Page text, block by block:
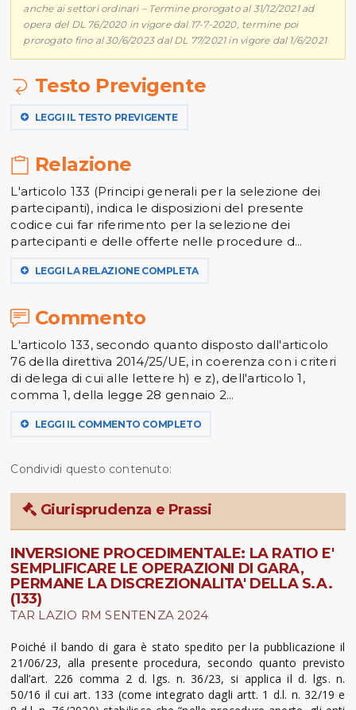
anche ai settori ordinari – Termine prorogato al 31/12/2021 ad
opera del DL 76/2020 in vigore dal 17-7-2020, termine poi
prorogato fino al 30/6/2023 dal DL 77/2021 in vigore dal 1/6/2021
Testo Previgente
LEGGI IL TESTO PREVIGENTE
Relazione
L'articolo 133 (Principi generali per la selezione dei
partecipanti), indica le disposizioni del presente
codice cui far riferimento per la selezione dei
partecipanti e delle offerte nelle procedure d...
LEGGI LA RELAZIONE COMPLETA
Commento
L'articolo 133, secondo quanto disposto dall'articolo
76 della direttiva 2014/25/UE, in coerenza con i criteri
di delega di cui alle lettere h) e z), dell'articolo 1,
comma 1, della legge 28 gennaio 2...
LEGGI IL COMMENTO COMPLETO
Condividi questo contenuto:
Giurisprudenza e Prassi
INVERSIONE PROCEDIMENTALE: LA RATIO E'
SEMPLIFICARE LE OPERAZIONI DI GARA,
PERMANE LA DISCREZIONALITA' DELLA S.A.
(133)
TAR LAZIO RM SENTENZA 2024
Poiché il bando di gara è stato spedito per la pubblicazione il
21/06/23, alla presente procedura, secondo quanto previsto
dall’art. 226 comma 2 d. lgs. n. 36/23, si applica il d. lgs. n.
50/16 il cui art. 133 (come integrato dagli artt. 1 d.l. n. 32/19 e